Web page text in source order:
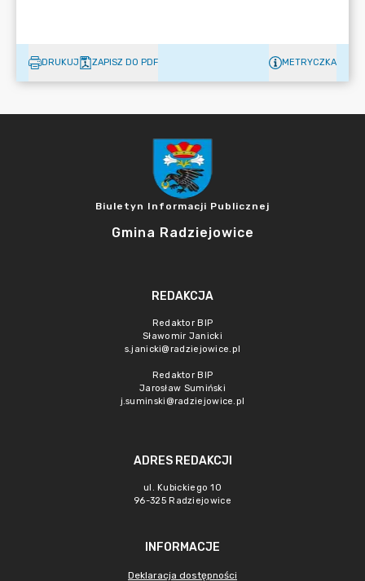
DRUKUJ ZAPISZ DO PDF METRYCZKA
Biuletyn Informacji Publicznej
Gmina Radziejowice
REDAKCJA
Redaktor BIP
Sławomir Janicki
s.janicki@radziejowice.pl
Redaktor BIP
Jarosław Sumiński
j.suminski@radziejowice.pl
ADRES REDAKCJI
ul. Kubickiego 10
96-325 Radziejowice
INFORMACJE
Deklaracja dostępności